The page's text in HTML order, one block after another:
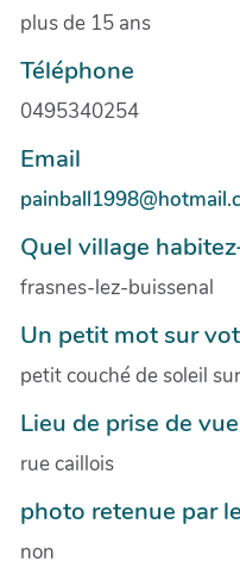
plus de 15 ans
Téléphone
0495340254
Email
Quel village
frasnes-lez-buissenal
Un petit mot sur
petit couché de soleil
Lieu de prise de vue
rue caillois
photo retenue par
non